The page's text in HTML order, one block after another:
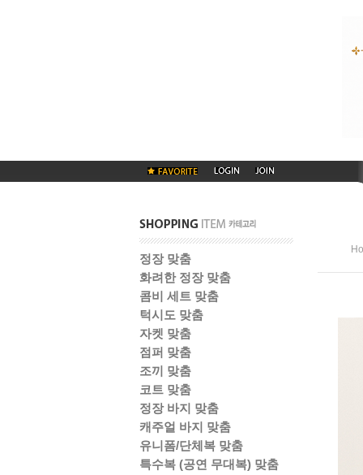
정장 맞춤
화려한 정장 맞춤
콤비 세트 맞춤
턱시도 맞춤
자켓 맞춤
점퍼 맞춤
조끼 맞춤
코트 맞춤
정장 바지 맞춤
캐주얼 바지 맞춤
유니폼/단체복 맞춤
특수복 (공연 무대복) 맞춤